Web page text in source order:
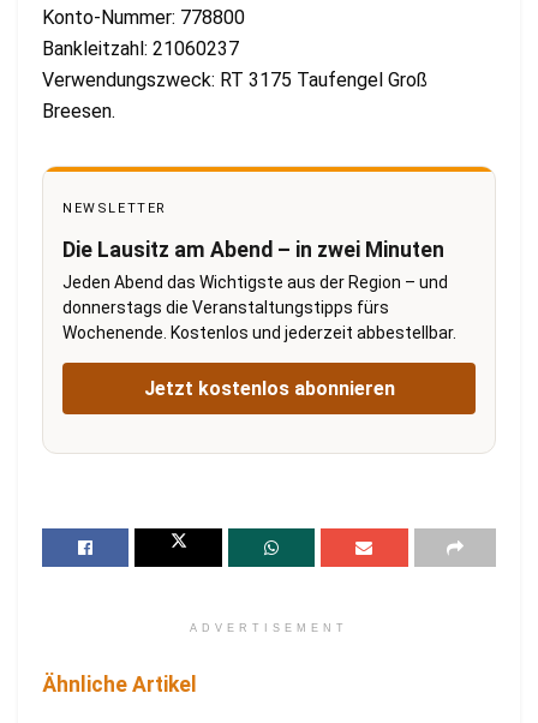
Konto-Nummer: 778800
Bankleitzahl: 21060237
Verwendungszweck: RT 3175 Taufengel Groß
Breesen.
NEWSLETTER
Die Lausitz am Abend – in zwei Minuten
Jeden Abend das Wichtigste aus der Region – und
donnerstags die Veranstaltungstipps fürs
Wochenende. Kostenlos und jederzeit abbestellbar.
Jetzt kostenlos abonnieren
ADVERTISEMENT
Ähnliche Artikel